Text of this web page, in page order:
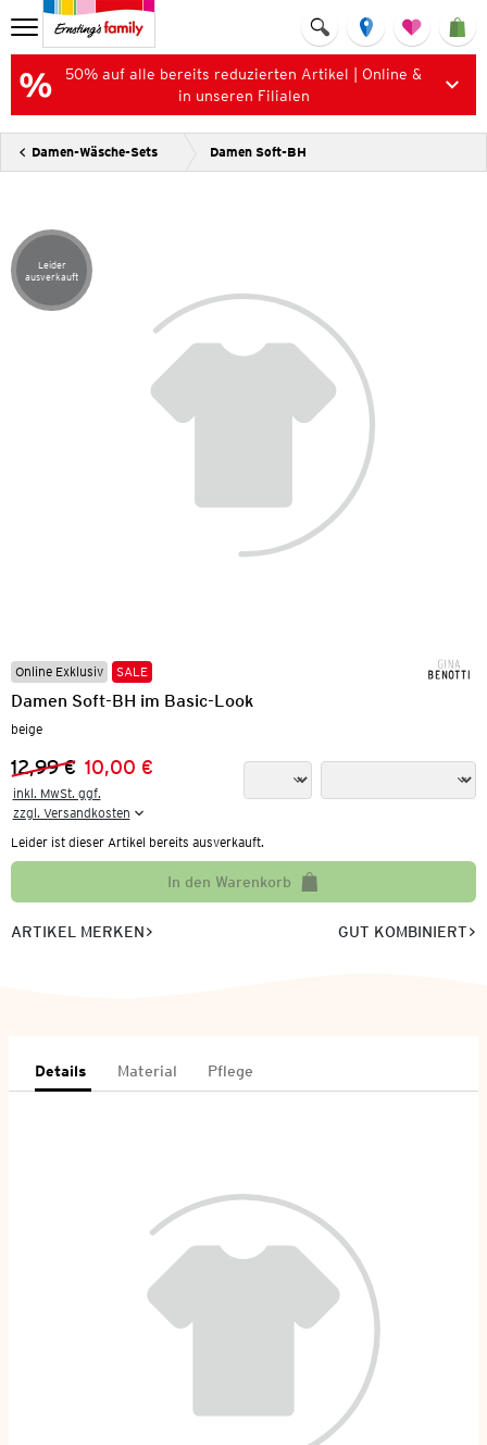
50% auf alle bereits reduzierten Artikel | Online &
in unseren Filialen
Damen-Wäsche-Sets Damen Soft-BH
Artikel leider ausverkauft
Leider
ausverkauft
Online Exklusiv SALE
Damen Soft-BH im Basic-Look
beige
Vorheriger Preis:
12,99 €
Neuer Preis:
10,00 €
inkl. MwSt. ggf.
zzgl. Versandkosten
Leider ist dieser Artikel bereits ausverkauft.
In den Warenkorb
ARTIKEL MERKEN GUT KOMBINIERT
Details Material Pflege